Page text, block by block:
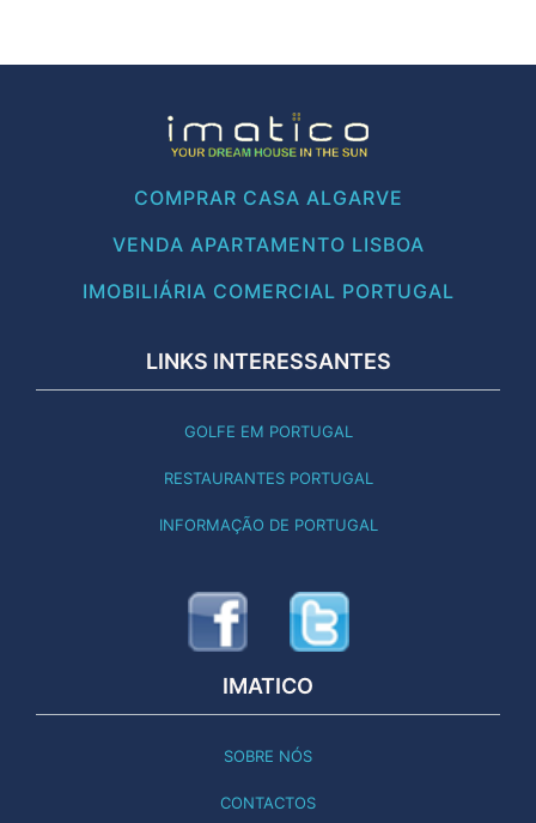
COMPRAR CASA ALGARVE
VENDA APARTAMENTO LISBOA
IMOBILIÁRIA COMERCIAL PORTUGAL
LINKS INTERESSANTES
GOLFE EM PORTUGAL
RESTAURANTES PORTUGAL
INFORMAÇÃO DE PORTUGAL
IMATICO
SOBRE NÓS
CONTACTOS